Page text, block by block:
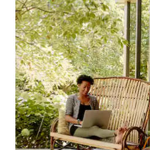
usando as seta para cima e para